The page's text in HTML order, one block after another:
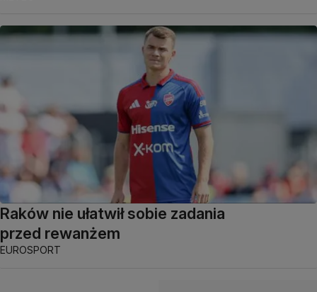
Raków nie ułatwił sobie zadania
przed rewanżem
EUROSPORT